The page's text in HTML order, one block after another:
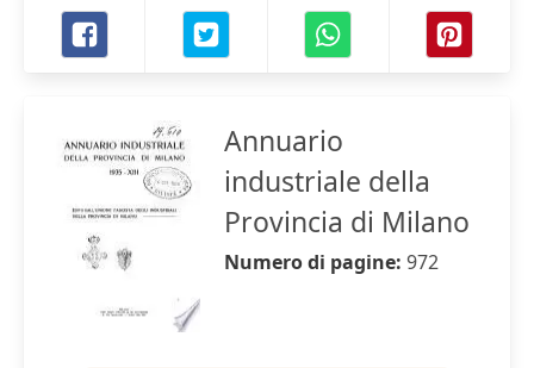
Annuario
industriale della
Provincia di Milano
Numero di pagine: 972